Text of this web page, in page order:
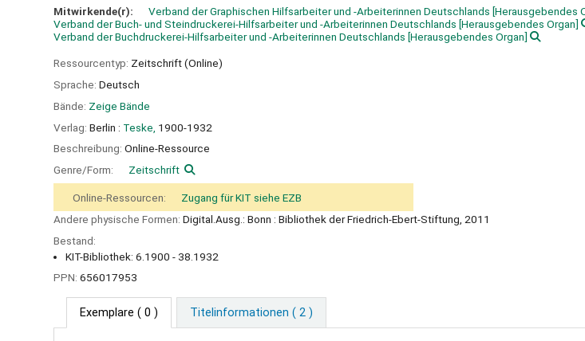
Mitwirkende(r): Verband der Graphischen Hilfsarbeiter und -Arbeiterinnen Deutschlands [Herausgebendes
Verband der Buch- und Steindruckerei-Hilfsarbeiter und -Arbeiterinnen Deutschlands [Herausgebendes Organ]
Verband der Buchdruckerei-Hilfsarbeiter und -Arbeiterinnen Deutschlands [Herausgebendes Organ]
Ressourcentyp: Zeitschrift (Online)
Sprache: Deutsch
Bände: Zeige Bände
Verlag: Berlin : Teske, 1900-1932
Beschreibung: Online-Ressource
Genre/Form:
Zeitschrift
Online-Ressourcen:
Zugang für KIT siehe EZB
Andere physische Formen: Digital.Ausg.: Bonn : Bibliothek der Friedrich-Ebert-Stiftung, 2011
Bestand:
KIT-Bibliothek: 6.1900 - 38.1932
PPN: 656017953
Exemplare ( 0 ) Titelinformationen ( 2 )